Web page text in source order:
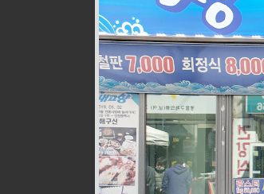
웰빙즉석손두부